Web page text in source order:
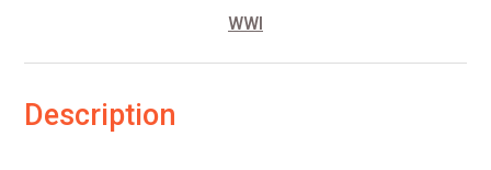
WWI
Description